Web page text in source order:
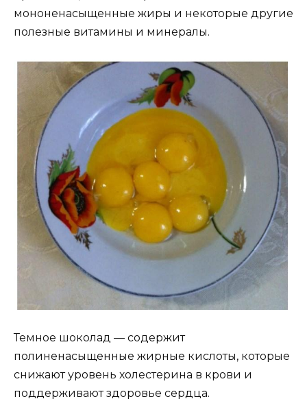
мононенасыщенные жиры и некоторые другие
полезные витамины и минералы.
Темное шоколад — содержит
полиненасыщенные жирные кислоты, которые
снижают уровень холестерина в крови и
поддерживают здоровье сердца.